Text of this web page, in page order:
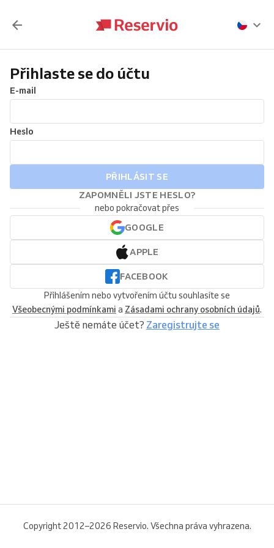
Přihlaste se do účtu
E-mail
Heslo
PŘIHLÁSIT SE
ZAPOMNĚLI JSTE HESLO?
nebo pokračovat přes
GOOGLE
APPLE
FACEBOOK
Přihlášením nebo vytvořením účtu souhlasíte se
Všeobecnými podmínkami a Zásadami ochrany osobních údajů.
Ještě nemáte účet? Zaregistrujte se
Copyright 2012–2026 Reservio. Všechna práva vyhrazena.